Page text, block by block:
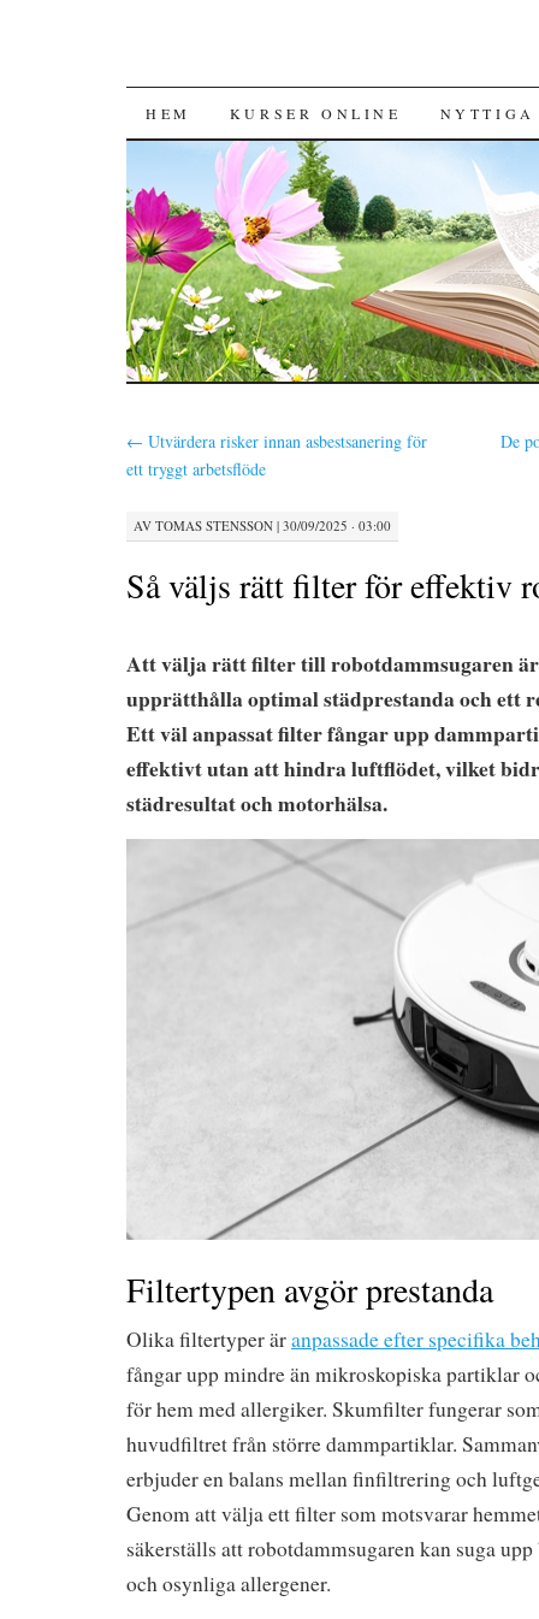
HOPPA TILL INNEHÅLL
HEM KURSER ONLINE
← Utvärdera risker innan asbestsanering för
ett tryggt arbetsflöde
De
AV TOMAS STENSSON | 30/09/2025 · 03:00
Så väljs rätt filter för effektiv
Att välja rätt filter till robotdammsugaren
upprätthålla optimal städprestanda och ett
Ett väl anpassat filter fångar upp
effektivt utan att hindra luftflödet, vilket
städresultat och motorhälsa.
Filtertypen avgör prestanda
Olika filtertyper äranpassade efter specifika
fångar upp mindre än mikroskopiska partiklar
för hem med allergiker. Skumfilter fungerar
huvudfiltret från större dammpartiklar.
erbjuder en balans mellan finfiltrering och
Genom att välja ett filter som motsvarar
säkerställs att robotdammsugaren kan suga
och osynliga allergener.